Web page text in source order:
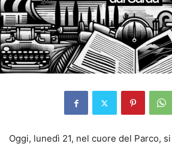
Oggi, lunedì 21, nel cuore del Parco,